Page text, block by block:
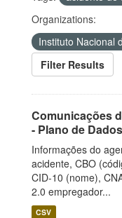
Organizations:
Instituto Nacional
Filter Results
Comunicações
- Plano de
Informações do
acidente, CBO
CID-10 (nome),
2.0 empregador...
CSV